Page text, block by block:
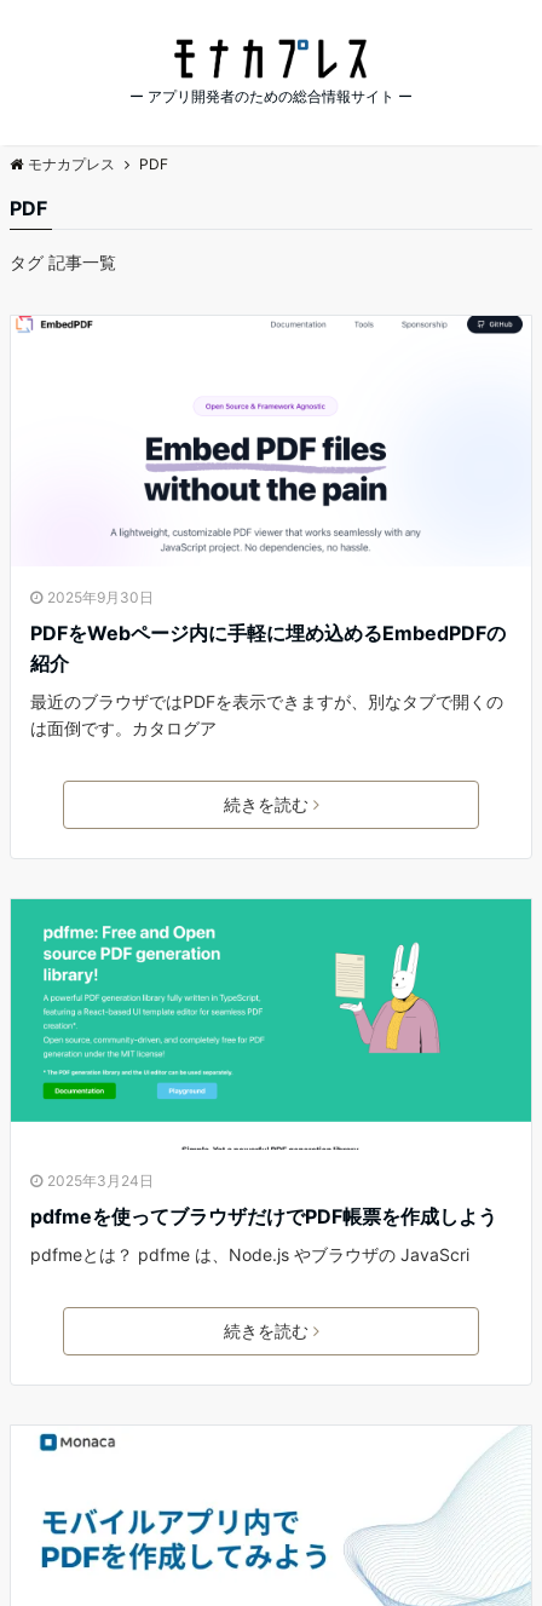
ー アプリ開発者のための総合情報サイト ー
モナカプレス PDF
PDF
タグ 記事一覧
2025年9月30日
PDFをWebページ内に手軽に埋め込めるEmbedPDFの
紹介
最近のブラウザではPDFを表示できますが、別なタブで開くの
は面倒です。カタログア
続きを読む
2025年3月24日
pdfmeを使ってブラウザだけでPDF帳票を作成しよう
pdfmeとは？ pdfme は、Node.js やブラウザの JavaScri
続きを読む